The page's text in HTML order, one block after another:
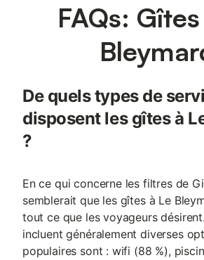
FAQs:
De quels types de
disposent les gîtes à
?
En ce qui concerne les filtres de
semblerait que les gîtes à Le
tout ce que les voyageurs
incluent généralement diverses
populaires sont : wifi (88 %),